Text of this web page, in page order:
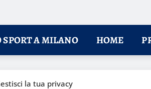
la tua privacy
A MILANO HOME